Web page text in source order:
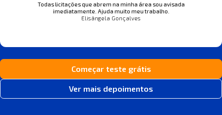
Todas licitações que abrem na minha área sou avisada
imediatamente. Ajuda muito meu trabalho.
Elisângela Gonçalves
Começar teste grátis
Ver mais depoimentos